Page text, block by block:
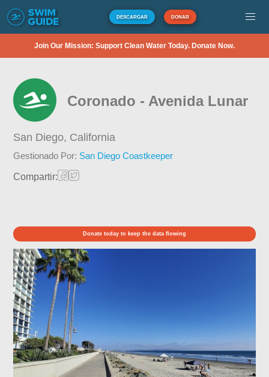
DESCARGAR DONAR
Join Our Mission: Support Clean Water Today. Donate Now.
Coronado - Avenida Lunar
San Diego, California
Gestionado Por: San Diego Coastkeeper
Compartir:
Donate today to keep the data flowing